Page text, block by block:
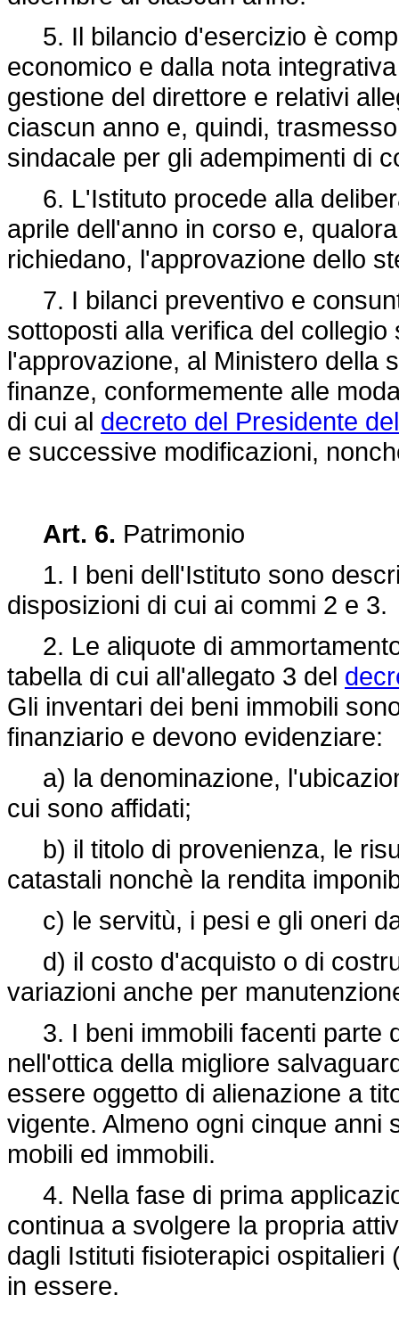
5. Il bilancio d'esercizio è
economico e dalla nota
gestione del direttore e relativi
ciascun anno e, quindi,
sindacale per gli adempimenti di
6. L'Istituto procede alla
aprile dell'anno in corso e,
richiedano, l'approvazione dello
7. I bilanci preventivo e
sottoposti alla verifica del
l'approvazione, al Ministero della
finanze, conformemente alle
di cui al decreto del Presidente
e successive modificazioni,
Art. 6. Patrimonio
1. I beni dell'Istituto sono
disposizioni di cui ai commi 2 e 3.
2. Le aliquote di
tabella di cui all'allegato 3 del
Gli inventari dei beni immobili
finanziario e devono evidenziare:
a) la denominazione,
cui sono affidati;
b) il titolo di provenienza, le
catastali nonchè la rendita
c) le servitù, i pesi e gli oneri
d) il costo d'acquisto o di
variazioni anche per
3. I beni immobili facenti parte
nell'ottica della migliore
essere oggetto di alienazione a
vigente. Almeno ogni cinque anni
mobili ed immobili.
4. Nella fase di prima
continua a svolgere la propria
dagli Istituti fisioterapici
in essere.